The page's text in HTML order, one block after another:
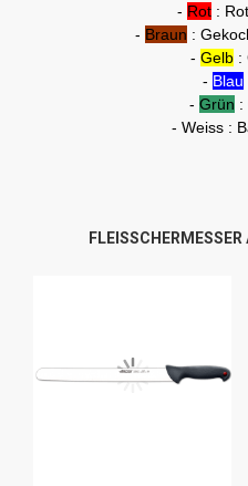
- Rot:
- Braun :
- Gelb :
- Blau
- Grün :
- Weiss :